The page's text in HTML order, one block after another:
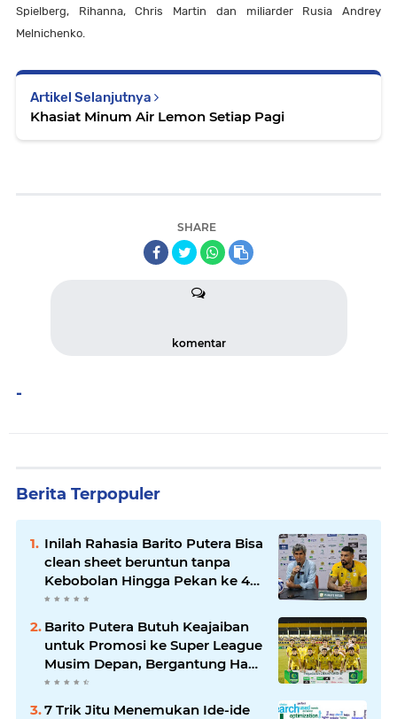
Spielberg, Rihanna, Chris Martin dan miliarder Rusia Andrey
Melnichenko.
Artikel Selanjutnya
Khasiat Minum Air Lemon Setiap Pagi
SHARE
komentar
-
Berita Terpopuler
Inilah Rahasia Barito Putera Bisa
clean sheet beruntun tanpa
Kebobolan Hingga Pekan ke 4
Liga 2
Barito Putera Butuh Keajaiban
untuk Promosi ke Super League
Musim Depan, Bergantung Hasil
PSS Sleman
7 Trik Jitu Menemukan Ide-ide